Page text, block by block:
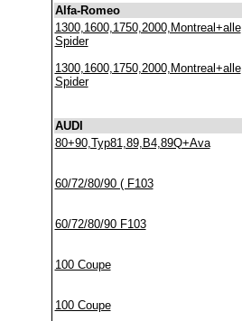
Alfa-Romeo
1300,1600,1750,2000,Montreal+alle
Spider
1300,1600,1750,2000,Montreal+alle
Spider
AUDI
80+90,Typ81,89,B4,89Q+Ava
60/72/80/90 ( F103
60/72/80/90 F103
100 Coupe
100 Coupe